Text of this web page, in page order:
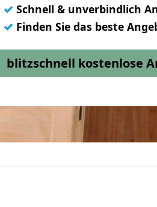
✓ Schnell & unverbindlich
✓ Finden Sie das beste
blitzschnell kostenlose